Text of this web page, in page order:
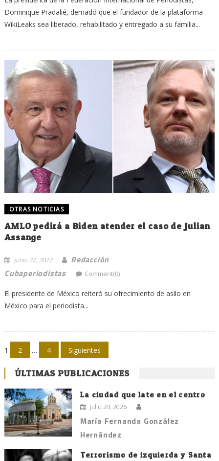
Dominique Pradalié, demadó que el fundador de la plataforma
WikiLeaks sea liberado, rehabilitado y entregado a su familia...
OTRAS NOTICIAS
AMLO pedirá a Biden atender el caso de Julian
Assange
junio 22, 2022
Redacción
Cubaperiodistas
Comment(0)
El presidente de México reiteró su ofrecimiento de asilo en
México para el periodista...
Navegación
de
entradas
1 2 … 4 Siguientes
ÚLTIMAS PUBLICACIONES
La ciudad que late en el centro
julio 28, 2026
María Fernanda González
Hernández
Terrorismo de izquierda y Santa